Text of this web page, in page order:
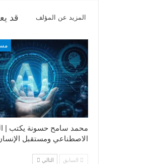
قد المزيد عن المؤلف
محمد سامح حسونة يكتب |
الاصطناعي ومستقبل
السابق التالي